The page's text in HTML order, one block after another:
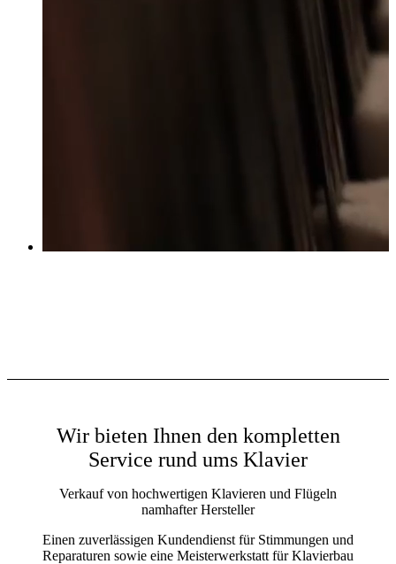
Wir bieten Ihnen den kompletten
Service rund ums Klavier
Verkauf von hochwertigen Klavieren und Flügeln
namhafter Hersteller
Einen zuverlässigen Kundendienst für Stimmungen und
Reparaturen sowie eine Meisterwerkstatt für Klavierbau